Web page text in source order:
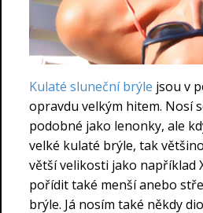
Kulaté sluneční brýle jsou v
opravdu velkým hitem. Nosí
podobné jako lenonky, ale
velké kulaté brýle, tak
větší velikosti jako například
pořídit také menší anebo
brýle. Já nosím také někdy